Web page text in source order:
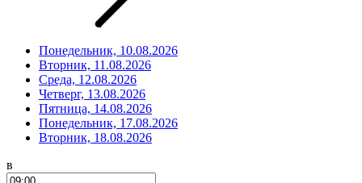
Понедельник, 10.08.2026
Вторник, 11.08.2026
Среда, 12.08.2026
Четверг, 13.08.2026
Пятница, 14.08.2026
Понедельник, 17.08.2026
Вторник, 18.08.2026
в